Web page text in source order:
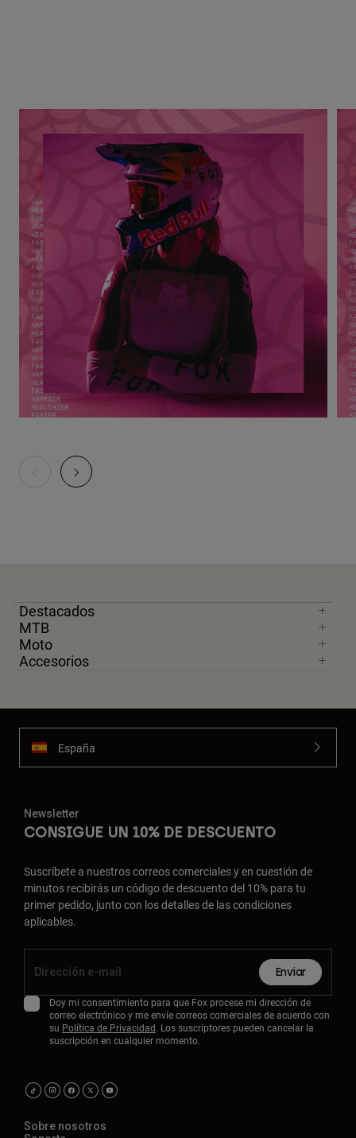
Destacados
MTB
Moto
Accesorios
España
Newsletter
CONSIGUE UN 10% DE DESCUENTO
Suscríbete a nuestros correos comerciales y en cuestión de
minutos recibirás un código de descuento del 10% para tu
primer pedido, junto con los detalles de las condiciones
aplicables.
Enviar
Doy mi consentimiento para que Fox procese mi dirección de
correo electrónico y me envíe correos comerciales de acuerdo con
su Política de Privacidad. Los suscriptores pueden cancelar la
suscripción en cualquier momento.
Sobre nosotros